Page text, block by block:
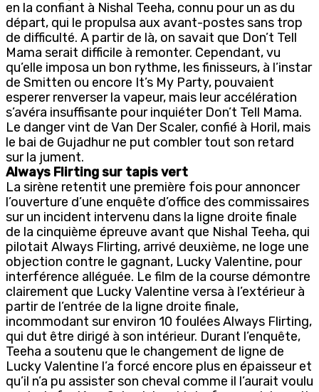
en la confiant à Nishal Teeha, connu pour un as du
départ, qui le propulsa aux avant-postes sans trop
de difficulté. A partir de là, on savait que Don’t Tell
Mama serait difficile à remonter. Cependant, vu
qu’elle imposa un bon rythme, les finisseurs, à l’instar
de Smitten ou encore It’s My Party, pouvaient
esperer renverser la vapeur, mais leur accélération
s’avéra insuffisante pour inquiéter Don’t Tell Mama.
Le danger vint de Van Der Scaler, confié à Horil, mais
le bai de Gujadhur ne put combler tout son retard
sur la jument.
Always Flirting sur tapis vert
La sirène retentit une première fois pour annoncer
l’ouverture d’une enquête d’office des commissaires
sur un incident intervenu dans la ligne droite finale
de la cinquième épreuve avant que Nishal Teeha, qui
pilotait Always Flirting, arrivé deuxième, ne loge une
objection contre le gagnant, Lucky Valentine, pour
interférence alléguée. Le film de la course démontre
clairement que Lucky Valentine versa à l’extérieur à
partir de l’entrée de la ligne droite finale,
incommodant sur environ 10 foulées Always Flirting,
qui dut être dirigé à son intérieur. Durant l’enquête,
Teeha a soutenu que le changement de ligne de
Lucky Valentine l’a forcé encore plus en épaisseur et
qu’il n’a pu assister son cheval comme il l’aurait voulu